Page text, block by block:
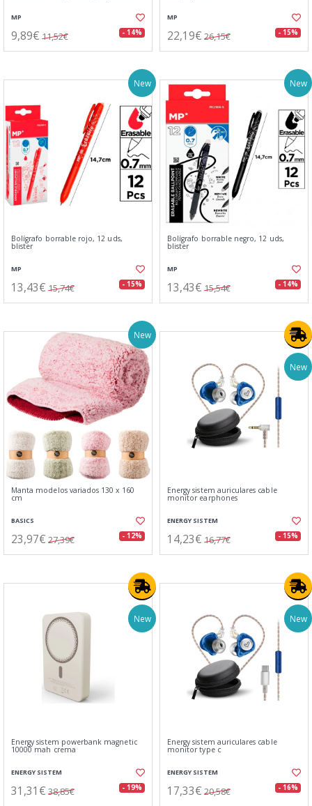
MP
9,89€ 11,52€ - 14%
MP
22,19€ 26,15€ - 15%
New
Bolígrafo borrable rojo, 12 uds,
blister
MP
13,43€ 15,74€ - 15%
New
Bolígrafo borrable negro, 12 uds,
blister
MP
13,43€ 15,54€ - 14%
New
Manta modelos variados 130 x 160
cm
BASICS
23,97€ 27,39€ - 12%
New
Energy sistem auriculares cable
monitor earphones
ENERGY SISTEM
14,23€ 16,77€ - 15%
New
Energy sistem powerbank magnetic
10000 mah crema
ENERGY SISTEM
31,31€ 38,85€ - 19%
New
Energy sistem auriculares cable
monitor type c
ENERGY SISTEM
17,33€ 20,58€ - 16%